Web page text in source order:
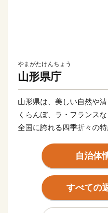
やまがたけんちょう
山形県庁
山形県は、美しい自然や
くらんぼ、ラ・フランス
全国に誇れる四季折々の特
お米や、
県単位では全国初の地理
定を受けた日本酒など、
た」にふさわしい逸品も
自治体
すべての